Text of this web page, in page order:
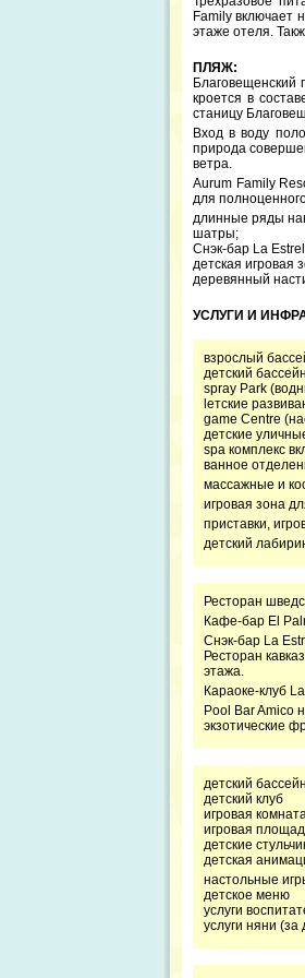
Family включает
этаже отеля.
ПЛЯЖ:
Благовещенский
кроется в
станицу
Вход в воду
природа
ветра.
Aurum Family
для
длинные ряды
шатры;
Снэк-бар La
детская игровая
деревянный
УСЛУГИ И
взрослый
детский
spray Park
lетские
game Centre
детские
spa комплекс
ванное
массажные и
игровая зона
приставки,
детский
Ресторан
Кафе-бар El
Снэк-бар La
Ресторан
этажа.
Караоке-клуб
Pool Bar Amico
экзотические
детский
детский клуб
игровая
игровая
детские
детская
настольные
детское меню
услуги
услуги няни